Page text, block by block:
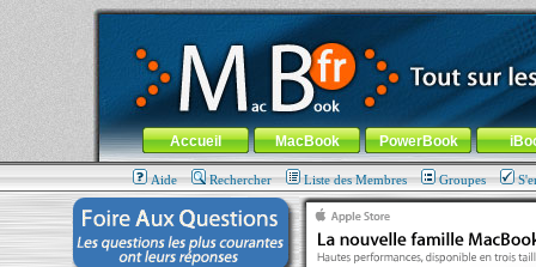
MacBook-fr.com : 100% Apple... 100% nomade !
Aller au contenu-Aller au menu général-Aller au menu de
Menu général
Accueil MacBook PowerBook
Aide Rechercher Liste des Membres Groupes